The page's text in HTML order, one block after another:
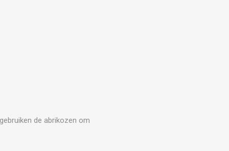
de abrikozen om